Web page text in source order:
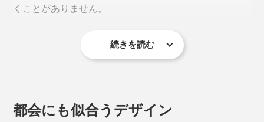
くことがありません。
バッグの上げ下ろしの煩わしさがなく、両手フリー。最
撥水加工素材で、少々濡れても気にならない
続きを読む
都会にも似合うデザイン